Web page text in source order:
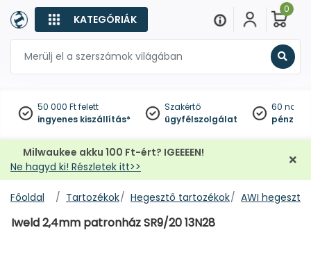
KATEGÓRIÁK
0
50 000 Ft felett
ingyenes kiszállítás*
Szakértő
ügyfélszolgálat
60
Milwaukee akku 100 Ft-ért? IGEEEEN!
Ne hagyd ki! Részletek itt>>
Főoldal Tartozékok Hegesztő tartozékok AWI
Iweld 2,4mm patronház SR9/20 13N28